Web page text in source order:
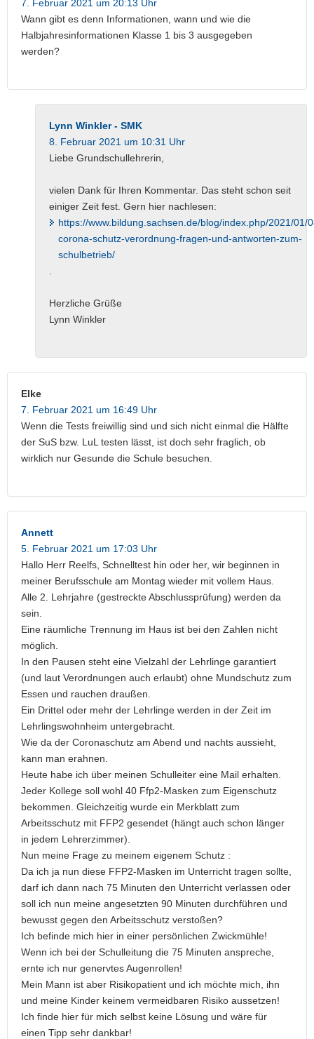
7. Februar 2021 um 20:13 Uhr
Wann gibt es denn Informationen, wann und wie die
Halbjahresinformationen Klasse 1 bis 3 ausgegeben
werden?
Lynn Winkler - SMK
8. Februar 2021 um 10:31 Uhr
Liebe Grundschullehrerin,
vielen Dank für Ihren Kommentar. Das steht schon seit
einiger Zeit fest. Gern hier nachlesen:
https://www.bildung.sachsen.de/blog/index.php/2021/01/
corona-schutz-verordnung-fragen-und-antworten-zum-
schulbetrieb/
Herzliche Grüße
Lynn Winkler
Elke
7. Februar 2021 um 16:49 Uhr
Wenn die Tests freiwillig sind und sich nicht einmal die Hälfte
der SuS bzw. LuL testen lässt, ist doch sehr fraglich, ob
wirklich nur Gesunde die Schule besuchen.
Annett
5. Februar 2021 um 17:03 Uhr
Hallo Herr Reelfs, Schnelltest hin oder her, wir beginnen in
meiner Berufsschule am Montag wieder mit vollem Haus.
Alle 2. Lehrjahre (gestreckte Abschlussprüfung) werden da
sein.
Eine räumliche Trennung im Haus ist bei den Zahlen nicht
möglich.
In den Pausen steht eine Vielzahl der Lehrlinge garantiert
(und laut Verordnungen auch erlaubt) ohne Mundschutz zum
Essen und rauchen draußen.
Ein Drittel oder mehr der Lehrlinge werden in der Zeit im
Lehrlingswohnheim untergebracht.
Wie da der Coronaschutz am Abend und nachts aussieht,
kann man erahnen.
Heute habe ich über meinen Schulleiter eine Mail erhalten.
Jeder Kollege soll wohl 40 Ffp2-Masken zum Eigenschutz
bekommen. Gleichzeitig wurde ein Merkblatt zum
Arbeitsschutz mit FFP2 gesendet (hängt auch schon länger
in jedem Lehrerzimmer).
Nun meine Frage zu meinem eigenem Schutz :
Da ich ja nun diese FFP2-Masken im Unterricht tragen sollte,
darf ich dann nach 75 Minuten den Unterricht verlassen oder
soll ich nun meine angesetzten 90 Minuten durchführen und
bewusst gegen den Arbeitsschutz verstoßen?
Ich befinde mich hier in einer persönlichen Zwickmühle!
Wenn ich bei der Schulleitung die 75 Minuten anspreche,
ernte ich nur genervtes Augenrollen!
Mein Mann ist aber Risikopatient und ich möchte mich, ihn
und meine Kinder keinem vermeidbaren Risiko aussetzen!
Ich finde hier für mich selbst keine Lösung und wäre für
einen Tipp sehr dankbar!